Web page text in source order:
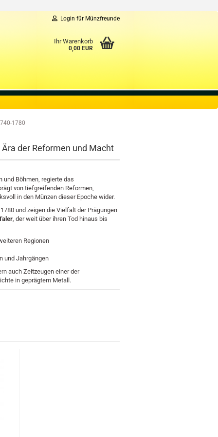
Login für Münzfreunde
Ihr Warenkorb
0,00 EUR
1780
der Reformen und Macht
und Böhmen, regierte das
von tiefgreifenden Reformen,
in den Münzen dieser Epoche wider.
und zeigen die Vielfalt der Prägungen
, der weit über ihren Tod hinaus bis
Regionen
und Jahrgängen
auch Zeitzeugen einer der
in geprägtem Metall.